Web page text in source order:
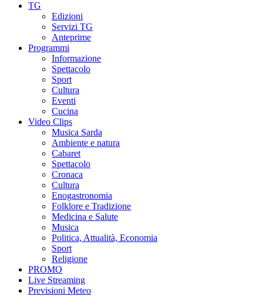
TG
Edizioni
Servizi TG
Anteprime
Programmi
Informazione
Spettacolo
Sport
Cultura
Eventi
Cucina
Video Clips
Musica Sarda
Ambiente e natura
Cabaret
Spettacolo
Cronaca
Cultura
Enogastronomia
Folklore e Tradizione
Medicina e Salute
Musica
Politica, Attualità, Economia
Sport
Religione
PROMO
Live Streaming
Previsioni Meteo